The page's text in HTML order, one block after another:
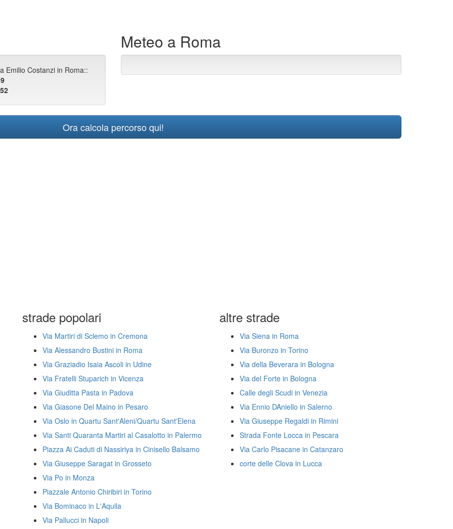
Emilio Costanzi in Roma::
Meteo a Roma
Ora calcola percorso qui!
strade popolari
Via Martiri di Sclemo in Cremona
Via Alessandro Bustini in Roma
Via Graziadio Isaia Ascoli in Udine
Via Fratelli Stuparich in Vicenza
Via Giuditta Pasta in Padova
Via Giasone Del Maino in Pesaro
Via Oslo in Quartu Sant'Aleni/Quartu Sant'Elena
Via Santi Quaranta Martiri al Casalotto in Palermo
Piazza Ai Caduti di Nassiriya in Cinisello Balsamo
Via Giuseppe Saragat in Grosseto
Via Po in Monza
Piazzale Antonio Chiribiri in Torino
Via Bominaco in L'Aquila
Via Pallucci in Napoli
altre strade
Via Siena in Roma
Via Buronzo in Torino
Via della Beverara in Bologna
Via del Forte in Bologna
Calle degli Scudi in Venezia
Via Ennio DAniello in Salerno
Via Giuseppe Regaldi in Rimini
Strada Fonte Locca in Pescara
Via Carlo Pisacane in Catanzaro
corte delle Clova in Lucca